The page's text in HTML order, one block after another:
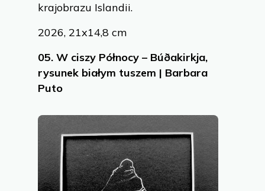
krajobrazu Islandii.
2026, 21x14,8 cm
05. W ciszy Północy – Búðakirkja,
rysunek białym tuszem | Barbara
Puto